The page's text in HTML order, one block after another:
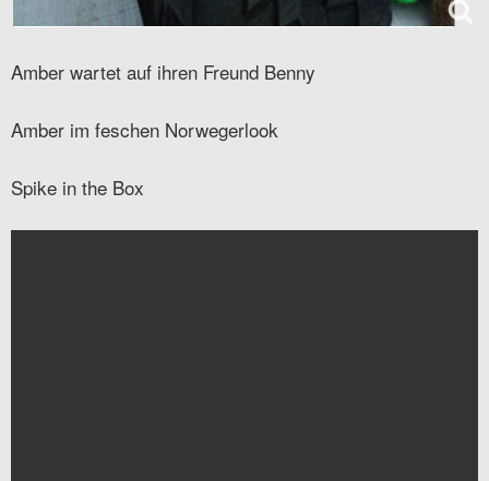
Amber wartet auf ihren Freund Benny
Amber im feschen Norwegerlook
Spike in the Box